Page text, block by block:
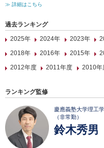
≫ 詳細はこちら
過去ランキング
2025年
2024年 2023年
2018年
2016年 2015年
2012年度
2011年度 2010年
ランキング監修
慶應義塾大学理工
（非常勤）
鈴木秀男